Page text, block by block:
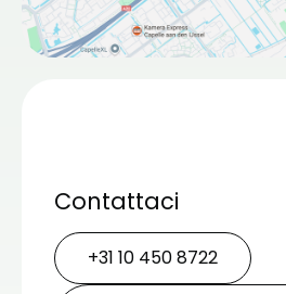
Contattaci
+31 10 450 8722